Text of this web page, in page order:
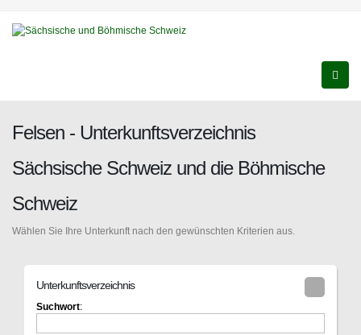
Felsen - Unterkunftsverzeichnis
Sächsische Schweiz und die Böhmische
Schweiz
Wählen Sie Ihre Unterkunft nach den gewünschten Kriterien aus.
Unterkunftsverzeichnis
Suchwort: